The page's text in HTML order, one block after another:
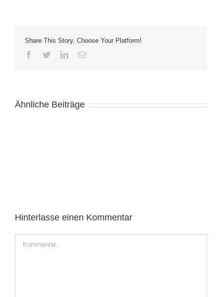
Share This Story, Choose Your Platform!
Facebook
TwitterLinkedIn
E-
Ähnliche Beiträge
Hinterlasse einen Kommentar